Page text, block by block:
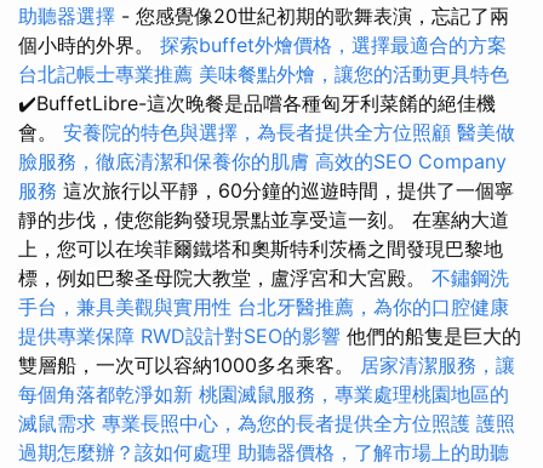
助聽器選擇 - 您感覺像20世紀初期的歌舞表演，忘記了兩
個小時的外界。 探索buffet外燴價格，選擇最適合的方案
台北記帳士專業推薦 美味餐點外燴，讓您的活動更具特色
✔️BuffetLibre-這次晚餐是品嚐各種匈牙利菜餚的絕佳機
會。 安養院的特色與選擇，為長者提供全方位照顧 醫美做
臉服務，徹底清潔和保養你的肌膚 高效的SEO Company
服務 這次旅行以平靜，60分鐘的巡遊時間，提供了一個寧
靜的步伐，使您能夠發現景點並享受這一刻。 在塞納大道
上，您可以在埃菲爾鐵塔和奧斯特利茨橋之間發現巴黎地
標，例如巴黎圣母院大教堂，盧浮宮和大宮殿。 不鏽鋼洗
手台，兼具美觀與實用性 台北牙醫推薦，為你的口腔健康
提供專業保障 RWD設計對SEO的影響 他們的船隻是巨大的
雙層船，一次可以容納1000多名乘客。 居家清潔服務，讓
每個角落都乾淨如新 桃園滅鼠服務，專業處理桃園地區的
滅鼠需求 專業長照中心，為您的長者提供全方位照護 護照
過期怎麼辦？該如何處理 助聽器價格，了解市場上的助聽